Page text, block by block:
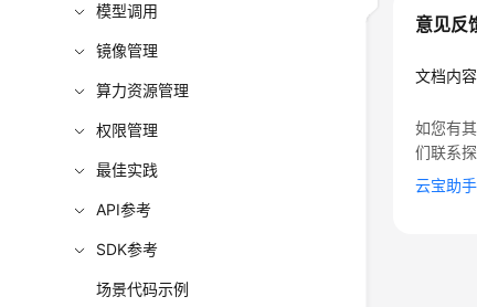
模型调用
镜像管理
算力资源管理
权限管理
最佳实践
API参考
SDK参考
场景代码示例
意见反
文档内
如您有
们联系
云宝助